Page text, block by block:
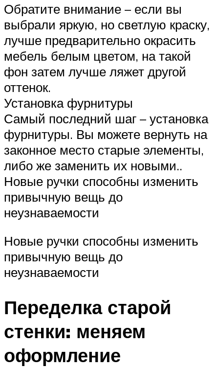
Обратите внимание – если вы
выбрали яркую, но светлую краску,
лучше предварительно окрасить
мебель белым цветом, на такой
фон затем лучше ляжет другой
оттенок.
Установка фурнитуры
Самый последний шаг – установка
фурнитуры. Вы можете вернуть на
законное место старые элементы,
либо же заменить их новыми..
Новые ручки способны изменить
привычную вещь до
неузнаваемости
Новые ручки способны изменить
привычную вещь до
неузнаваемости
Переделка старой
стенки: меняем
оформление